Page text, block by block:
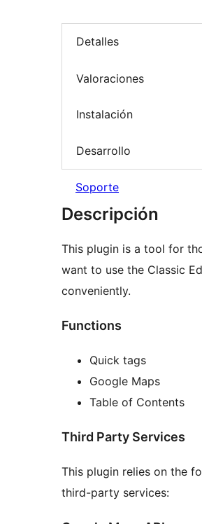
Detalles
Valoraciones
Instalación
Desarrollo
Soporte
Descripción
This plugin is a tool for
want to use the Classic
conveniently.
Functions
Quick tags
Google Maps
Table of Contents
Third Party Services
This plugin relies on the
third-party services: